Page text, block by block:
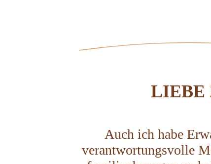
LIEBE
Auch ich habe
verantwortungsvolle